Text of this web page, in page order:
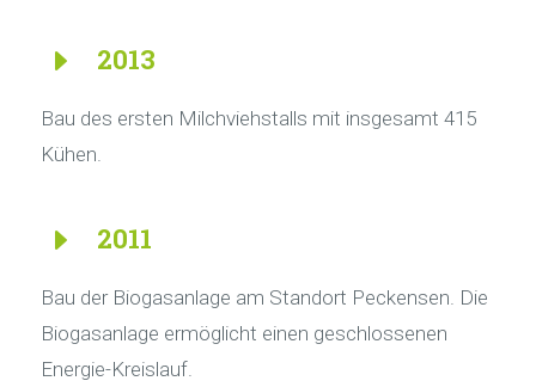
E 2013
Bau des ersten Milchviehstalls mit insgesamt 415
Kühen.
E 2011
Bau der Biogasanlage am Standort Peckensen. Die
Biogasanlage ermöglicht einen geschlossenen
Energie-Kreislauf.